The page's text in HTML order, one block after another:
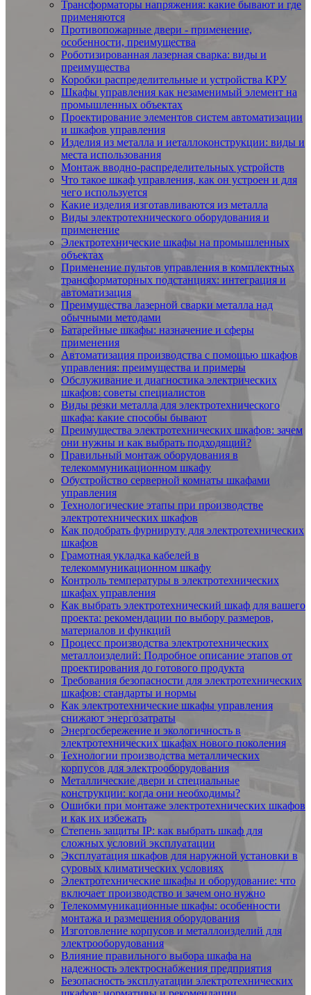
Трансформаторы напряжения: какие бывают и где
применяются
Противопожарные двери - применение,
особенности, преимущества
Роботизированная лазерная сварка: виды и
преимущества
Коробки распределительные и устройства КРУ
Шкафы управления как незаменимый элемент на
промышленных объектах
Проектирование элементов систем автоматизации
и шкафов управления
Изделия из металла и иеталлоконструкции: виды и
места использования
Монтаж вводно-распределительных устройств
Что такое шкаф управления, как он устроен и для
чего используется
Какие изделия изготавливаются из металла
Виды электротехнического оборудования и
применение
Электротехнические шкафы на промышленных
объектах
Применение пультов управления в комплектных
трансформаторных подстанциях: интеграция и
автоматизация
Преимущества лазерной сварки металла над
обычными методами
Батарейные шкафы: назначение и сферы
применения
Автоматизация производства с помощью шкафов
управления: преимущества и примеры
Обслуживание и диагностика электрических
шкафов: советы специалистов
Виды резки металла для электротехнического
шкафа: какие способы бывают
Преимущества электротехнических шкафов: зачем
они нужны и как выбрать подходящий?
Правильный монтаж оборудования в
телекоммуникационном шкафу
Обустройство серверной комнаты шкафами
управления
Технологические этапы при производстве
электротехнических шкафов
Как подобрать фурнируту для электротехнических
шкафов
Грамотная укладка кабелей в
телекоммуникационном шкафу
Контроль температуры в электротехнических
шкафах управления
Как выбрать электротехнический шкаф для вашего
проекта: рекомендации по выбору размеров,
материалов и функций
Процесс производства электротехнических
металлоизделий: Подробное описание этапов от
проектирования до готового продукта
Требования безопасности для электротехнических
шкафов: стандарты и нормы
Как электротехнические шкафы управления
снижают энергозатраты
Энергосбережение и экологичность в
электротехнических шкафах нового поколения
Технологии производства металлических
корпусов для электрооборудования
Металлические двери и специальные
конструкции: когда они необходимы?
Ошибки при монтаже электротехнических шкафов
и как их избежать
Степень защиты IP: как выбрать шкаф для
сложных условий эксплуатации
Эксплуатация шкафов для наружной установки в
суровых климатических условиях
Электротехнические шкафы и оборудование: что
включает производство и зачем оно нужно
Телекоммуникационные шкафы: особенности
монтажа и размещения оборудования
Изготовление корпусов и металлоизделий для
электрооборудования
Влияние правильного выбора шкафа на
надежность электроснабжения предприятия
Безопасность эксплуатации электротехнических